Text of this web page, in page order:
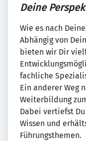
Deine
Wie es nach
Abhängig von
bieten wir Dir
fachliche
Ein anderer Weg
Weiterbildung
Dabei vertiefst
Wissen und
Führungsthemen.